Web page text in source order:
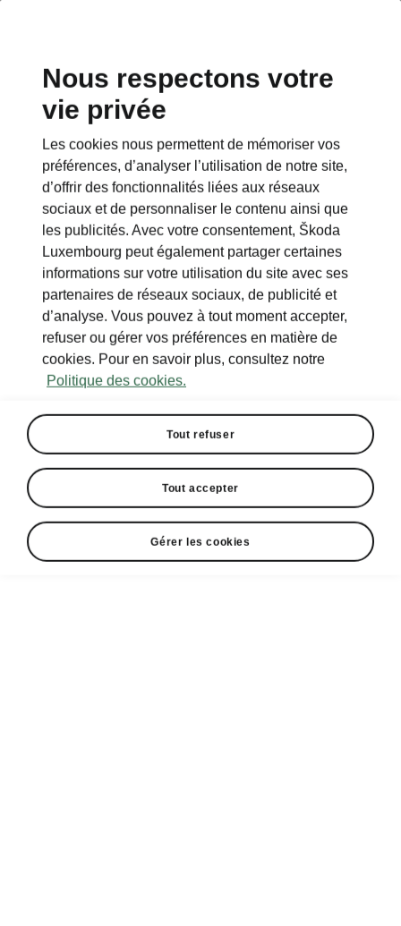
Nous respectons votre
vie privée
Les cookies nous permettent de mémoriser vos
préférences, d’analyser l’utilisation de notre site,
d’offrir des fonctionnalités liées aux réseaux
sociaux et de personnaliser le contenu ainsi que
les publicités. Avec votre consentement, Škoda
Luxembourg peut également partager certaines
informations sur votre utilisation du site avec ses
partenaires de réseaux sociaux, de publicité et
d’analyse. Vous pouvez à tout moment accepter,
refuser ou gérer vos préférences en matière de
cookies. Pour en savoir plus, consultez notre
Politique des cookies.
Tout refuser
Tout accepter
Gérer les cookies